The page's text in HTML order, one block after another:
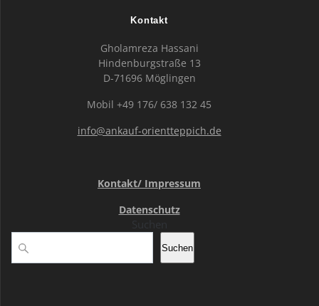
Kontakt
Gholamreza Hassani
Hindenburgstraße 13
D-71696 Möglingen
Mobil +49 176/ 638 132 45
info@ankauf-orientteppich.de
Kontakt/ Impressum
Datenschutz
Suchen
Suchen